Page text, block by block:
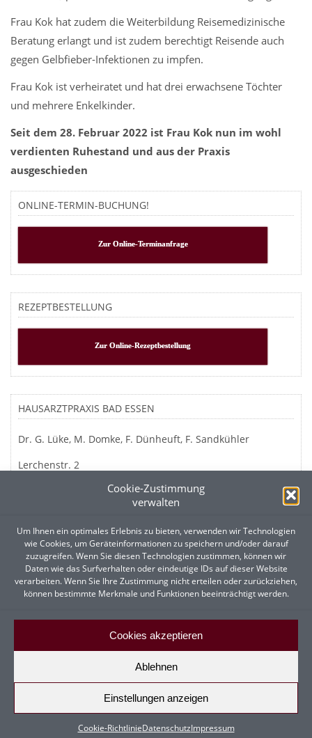
Cookie-Zustimmung
verwalten
Um Ihnen ein optimales Erlebnis zu bieten, verwenden wir Technologien
wie Cookies, um Geräteinformationen zu speichern und/oder darauf
zuzugreifen. Wenn Sie diesen Technologien zustimmen, können wir
Daten wie das Surfverhalten oder eindeutige IDs auf dieser Website
verarbeiten. Wenn Sie Ihre Zustimmung nicht erteilen oder zurückziehen,
können bestimmte Merkmale und Funktionen beeinträchtigt werden.
Cookies akzeptieren
Ablehnen
Einstellungen anzeigen
Cookie-RichtlinieDatenschutzImpressum
Frau Kok hat zudem die Weiterbildung Reisemedizinische
Beratung erlangt und ist zudem berechtigt Reisende auch
gegen Gelbfieber-Infektionen zu impfen.
Frau Kok ist verheiratet und hat drei erwachsene Töchter
und mehrere Enkelkinder.
Seit dem 28. Februar 2022 ist Frau Kok nun im wohl
verdienten Ruhestand und aus der Praxis
ausgeschieden
ONLINE-TERMIN-BUCHUNG!
Zur Online-Terminanfrage
REZEPTBESTELLUNG
Zur Online-Rezeptbestellung
HAUSARZTPRAXIS BAD ESSEN
Dr. G. Lüke, M. Domke, F. Dünheuft, F. Sandkühler
Lerchenstr. 2
UNSERE SPRECHSTUNDEN
Montag:
7:30-12:30 und 14:00-18:30 Uhr
Dienstag:
7:30-12:30 und 14:00-18:30 Uhr
7:30-12:30 und 14:00 -18:30 Uhr
Freitag:
7:30-12:30 Uhr
(EU)
Gemeinschaftspraxis